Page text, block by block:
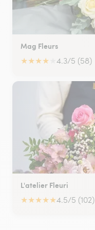
Mag Fleurs
★★★★ 4.3/5 (58)
L'atelier Fleuri
★★★★★4.5/5 (102)